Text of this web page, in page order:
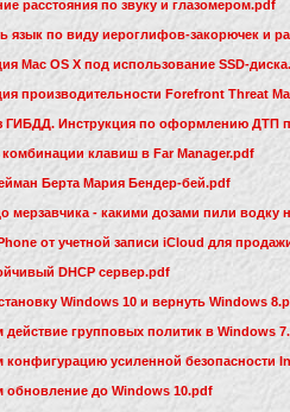
расстояния по звуку и глазомером.pdf
язык по виду иероглифов-закорючек и
Mac OS X под использование SSD-
производительности Forefront Threat
ГИБДД. Инструкция по оформлению ДТП
клавиш в Far Manager.pdf
Берта Мария Бендер-бей.pdf
мерзавчика - какими дозами пили водку
от учетной записи iCloud для
DHCP сервер.pdf
Windows 10 и вернуть Windows
действие групповых политик в Windows
конфигурацию усиленной безопасности
обновление до Windows 10.pdf